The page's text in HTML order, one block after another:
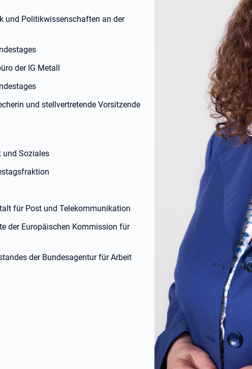
und Politikwissenschaften an der
der IG Metall
und stellvertretende Vorsitzende
und Soziales
für Post und Telekommunikation
der Europäischen Kommission für
der Bundesagentur für Arbeit